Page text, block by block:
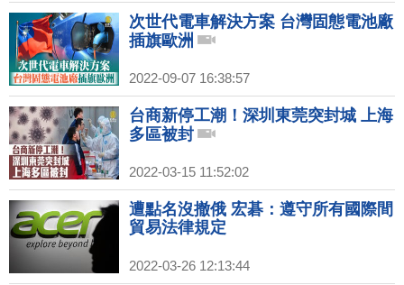
次世代電車解決方案 台灣固態電池廠
插旗歐洲
2022-09-07 16:38:57
台商新停工潮！深圳東莞突封城 上海
多區被封
2022-03-15 11:52:02
遭點名沒撤俄 宏碁：遵守所有國際間
貿易法律規定
2022-03-26 12:13:44